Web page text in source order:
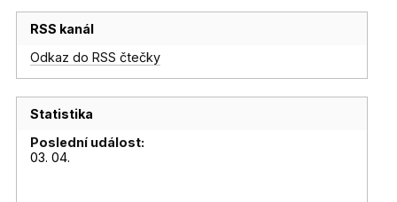
RSS kanál
Odkaz do RSS čtečky
Statistika
Poslední událost:
03. 04.